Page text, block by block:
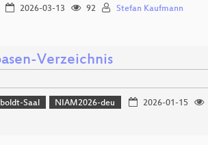
2026-03-13 92 Stefan Kaufmann
Verzeichnis
Saal NIAM2026-deu 2026-01-15